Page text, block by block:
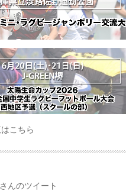
こちら
んのツイート